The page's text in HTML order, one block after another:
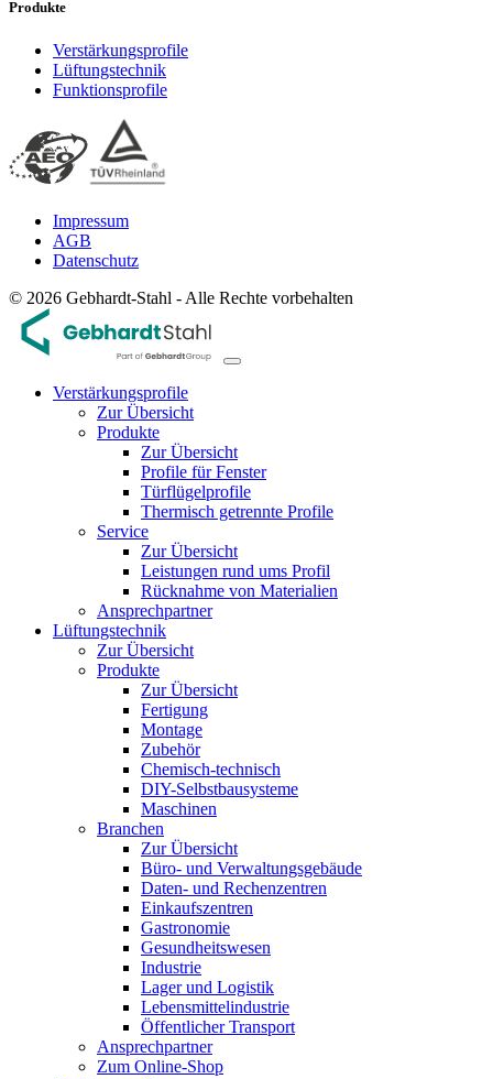
Produkte
Verstärkungsprofile
Lüftungstechnik
Funktionsprofile
Impressum
AGB
Datenschutz
© 2026 Gebhardt-Stahl - Alle Rechte vorbehalten
Verstärkungsprofile
Zur Übersicht
Produkte
Zur Übersicht
Profile für Fenster
Türflügelprofile
Thermisch getrennte Profile
Service
Zur Übersicht
Leistungen rund ums Profil
Rücknahme von Materialien
Ansprechpartner
Lüftungstechnik
Zur Übersicht
Produkte
Zur Übersicht
Fertigung
Montage
Zubehör
Chemisch-technisch
DIY-Selbstbausysteme
Maschinen
Branchen
Zur Übersicht
Büro- und Verwaltungsgebäude
Daten- und Rechenzentren
Einkaufszentren
Gastronomie
Gesundheitswesen
Industrie
Lager und Logistik
Lebensmittelindustrie
Öffentlicher Transport
Ansprechpartner
Zum Online-Shop